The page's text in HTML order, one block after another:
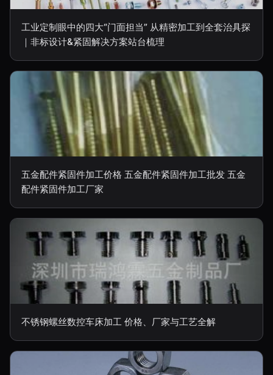
工业定制眼中的四大“门面担当” 从精密加工到全套治具探
｜非标设计&紧固解决方案站台梳理
五金配件紧固件加工价格 五金配件紧固件加工批发 五金
配件紧固件加工厂家
不锈钢螺丝数控车床加工 价格、厂家与工艺全解